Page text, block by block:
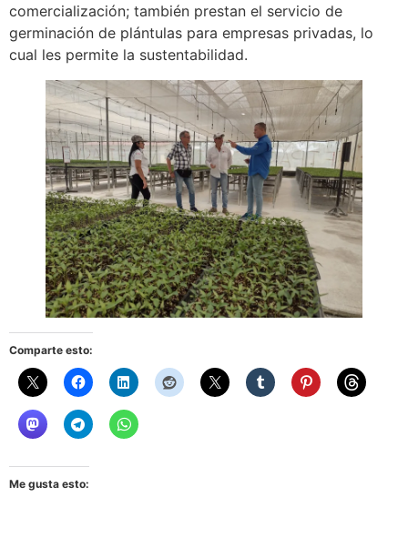
comercialización; también prestan el servicio de
germinación de plántulas para empresas privadas, lo
cual les permite la sustentabilidad.
Comparte esto:
Me gusta esto: